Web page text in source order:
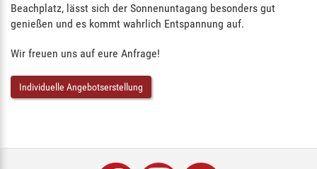
Beachplatz, lässt sich der Sonnenuntagang besonders gut
genießen und es kommt wahrlich Entspannung auf.
Wir freuen uns auf eure Anfrage!
Individuelle Angebotserstellung